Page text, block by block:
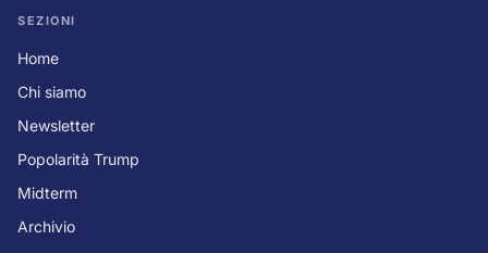
SEZIONI
Home
Chi siamo
Newsletter
Popolarità Trump
Midterm
Archivio